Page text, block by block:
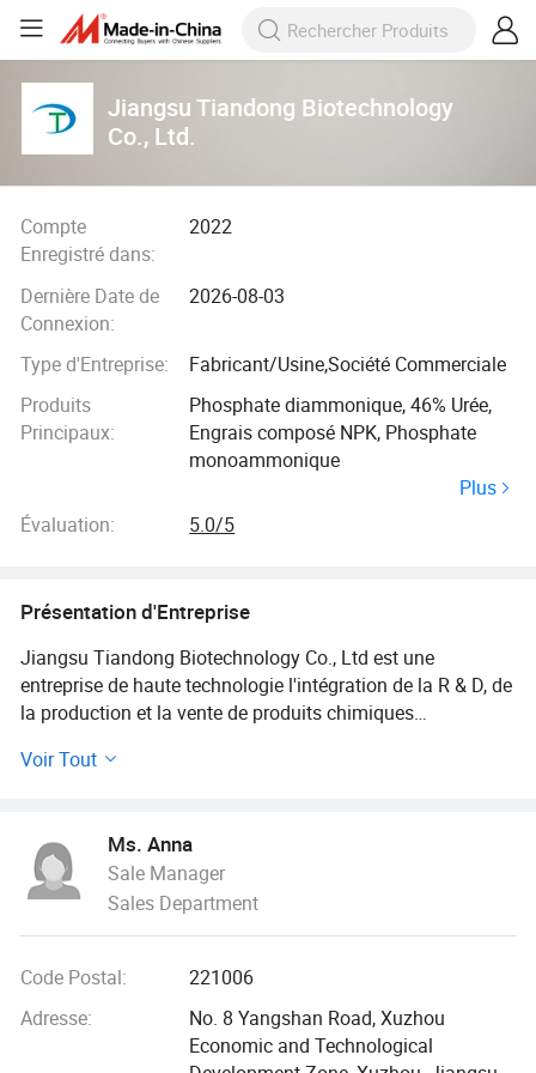
Jiangsu Tiandong Biotechnology
Co., Ltd.
Compte
Enregistré dans:
2022
Dernière Date de
Connexion:
2026-08-03
Type d'Entreprise:
Fabricant/Usine,Société Commerciale
Produits
Principaux:
Phosphate diammonique, 46% Urée,
Engrais composé NPK, Phosphate
monoammonique
Plus
Évaluation:
5.0/5
Présentation d'Entreprise
Jiangsu Tiandong Biotechnology Co., Ltd est une
entreprise de haute technologie l'intégration de la R & D, de
la production et la vente de produits chimiques
La société est basée à Xuzhou, la province de Jiangsu, et
de chlorhydrate de N-méthylhydroxylamine, chlorhydrate
de dimethylaminochlorohexane et autres produits
chimiques, avec une capacité de production mensuelle de
20000 tonnes.
Jiangsu Biotechnologie Tiandong adhère à la production
et le fonctionnement de la philosophie de " qualité d'abord,
la réputation d'abord, le client d'abord", met en oeuvre les
Voir Tout
Ms. Anna
Sale Manager
Sales Department
Code Postal:
221006
Adresse:
No. 8 Yangshan Road, Xuzhou
Economic and Technological